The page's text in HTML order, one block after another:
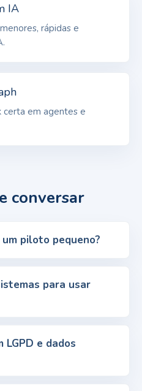
IA
rápidas e
certa em agentes e
conversar
piloto pequeno?
para usar
LGPD e dados